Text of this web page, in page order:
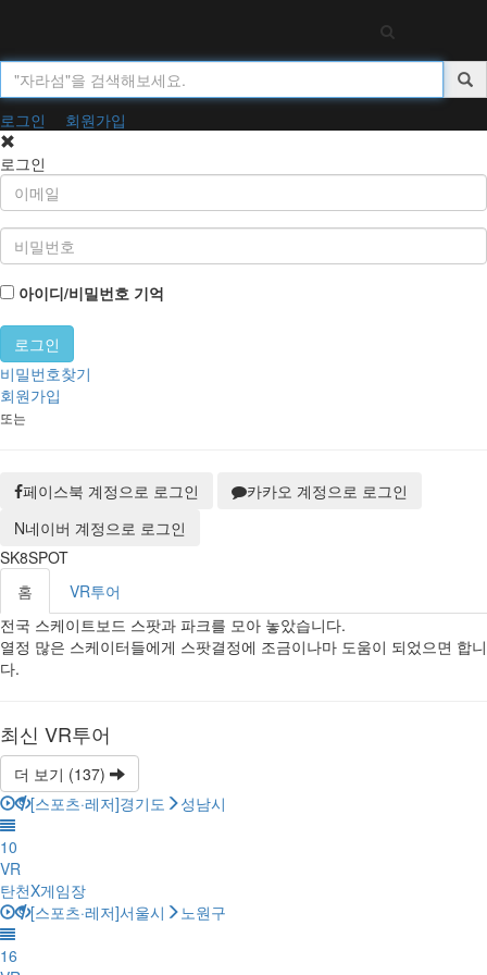
로그인
회원가입
로그인
아이디/비밀번호 기억
비밀번호찾기
회원가입
또는
페이스북 계정으로 로그인
카카오 계정으로 로그인
N네이버 계정으로 로그인
SK8SPOT
홈
VR투어
전국 스케이트보드 스팟과 파크를 모아 놓았습니다.
열정 많은 스케이터들에게 스팟결정에 조금이나마 도움이 되었으면 합니
다.
최신 VR투어
더 보기 (137)
[스포츠·레저]경기도
성남시
10
VR
탄천X게임장
[스포츠·레저]서울시
노원구
16